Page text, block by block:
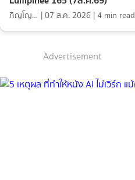
ภิญโญ ส่องแสง |07 ส.ค. 2026 |4 min read
Advertisement